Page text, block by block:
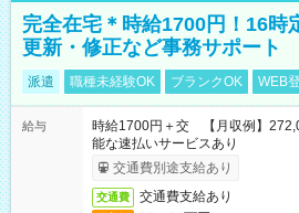
完全在宅＊時給1700円！16時
更新・修正など事務サポート
派遣 職種未経験OK ブランクOK WEB
給与
時給1700円＋交 【月収例】
能な速払いサービスあり
交通費別途支給あり
交通費 交通費支給あり